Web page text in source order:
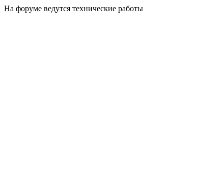
На форуме ведутся технические работы